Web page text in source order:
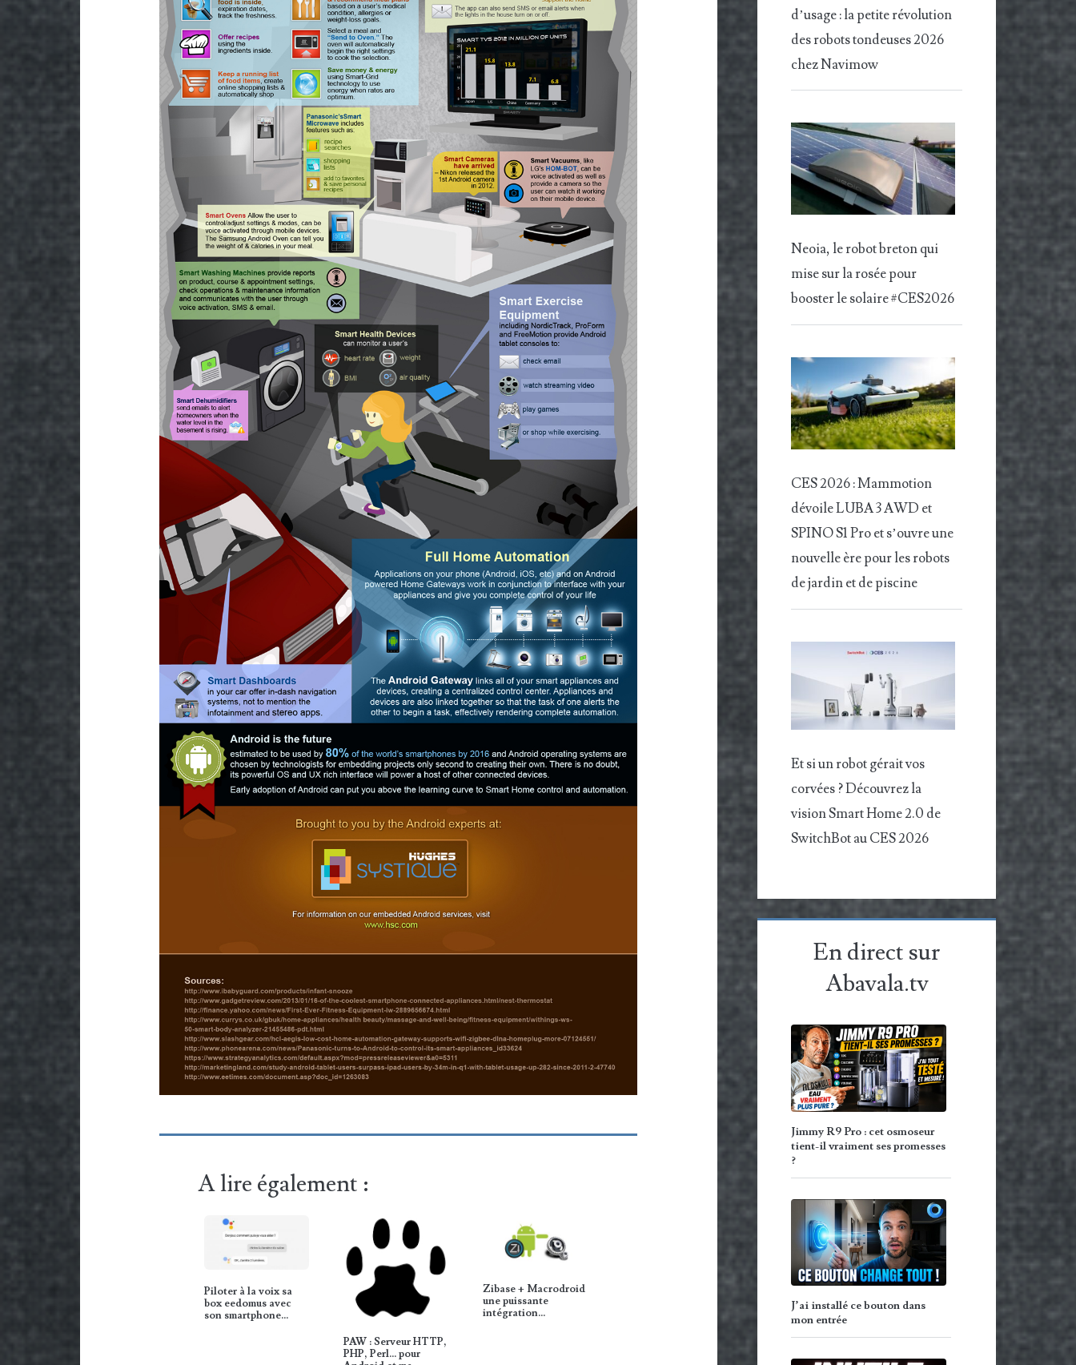
A lire également :
Piloter à la voix sa
box eedomus avec
son smartphone…
PAW : Serveur HTTP,
PHP, Perl... pour
Zibase + Macrodroid
une puissante
intégration…
d’usage : la petite révolution
des robots tondeuses 2026
chez Navimow
Neoia, le robot breton qui
mise sur la rosée pour
booster le solaire #CES2026
CES 2026 : Mammotion
dévoile LUBA 3 AWD et
SPINO S1 Pro et s’ouvre une
nouvelle ère pour les robots
de jardin et de piscine
Et si un robot gérait vos
corvées ? Découvrez la
vision Smart Home 2.0 de
SwitchBot au CES 2026
En direct sur
Abavala.tv
Jimmy R9 Pro : cet osmoseur
tient-il vraiment ses promesses
?
J’ai installé ce bouton dans
mon entrée